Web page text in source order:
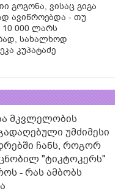
გოგონა, ვისაც გიგა
ავიწროებდა - თუ
10 000 ლარს
სახალხოდ
კუპატაძე
მკვლელობის
უმძიმესი
ჩანს, როგორ
"ტიკტოკერს"
- რას ამბობს